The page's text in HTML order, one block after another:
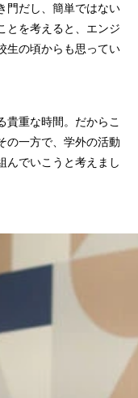
門だし、簡単ではない
とを考えると、エンジ
生の頃からも思ってい
貴重な時間。だからこ
の一方で、学外の活動
んでいこうと考えまし